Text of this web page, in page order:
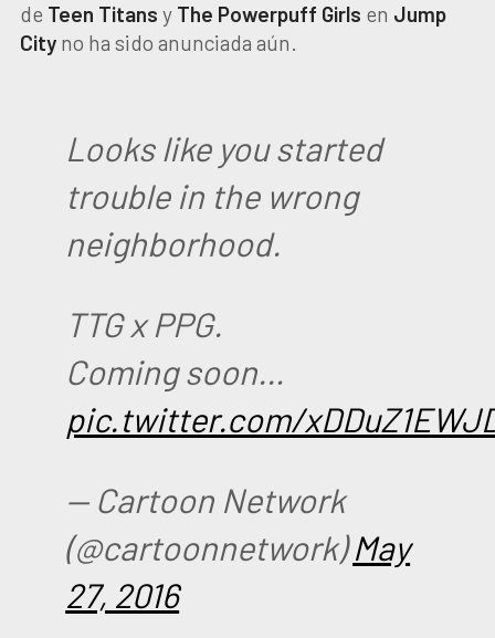
de Teen Titans y The Powerpuff Girls en Jump
Cityno ha sido anunciada aún.
Looks like you started
trouble in the wrong
neighborhood.
TTG x PPG.
Coming soon…
pic.twitter.com/
— Cartoon Network
(@cartoonnetwork)May
27, 2016